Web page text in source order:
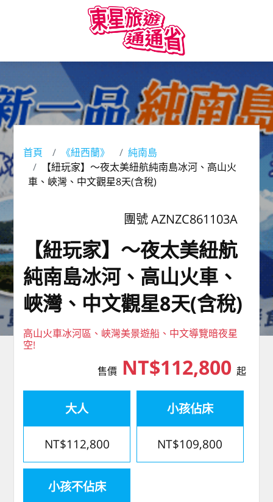
首頁 《紐西蘭》
純南島
【紐玩家】～夜太美紐航純南島冰河、高山火
車、峽灣、中文觀星8天(含稅)
團號 AZNZC861103A
【紐玩家】～夜太美紐航
純南島冰河、高山火車、
峽灣、中文觀星8天(含稅)
高山火車冰河區、峽灣美景遊船、中文導覽暗夜星
空!
售價NT$112,800 起
大人
NT$112,800
小孩佔床
NT$109,800
小孩不佔床